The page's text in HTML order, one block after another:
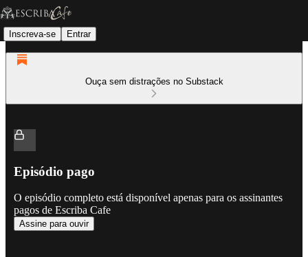
Inscreva-se Entrar
Ouça sem distrações no Substack
Episódio pago
O episódio completo está disponível apenas para os assinantes
pagos de Escriba Cafe
Assine para ouvir